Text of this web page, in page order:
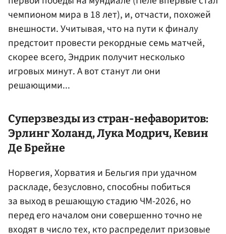
чемпионом мира в 18 лет), и, отчасти, похожей
внешности. Учитывая, что на пути к финалу
предстоит провести рекордные семь матчей,
скорее всего, Эндрик получит несколько
игровых минут. А вот станут ли они
решающими...
Суперзвезды из стран-нефаворитов:
Эрлинг Холанд, Лука Модрич, Кевин
Де Брейне
Норвегия, Хорватия и Бельгия при удачном
раскладе, безусловно, способны побиться
за выход в решающую стадию ЧМ-2026, но
перед его началом они совершенно точно не
входят в число тех, кто распределит призовые